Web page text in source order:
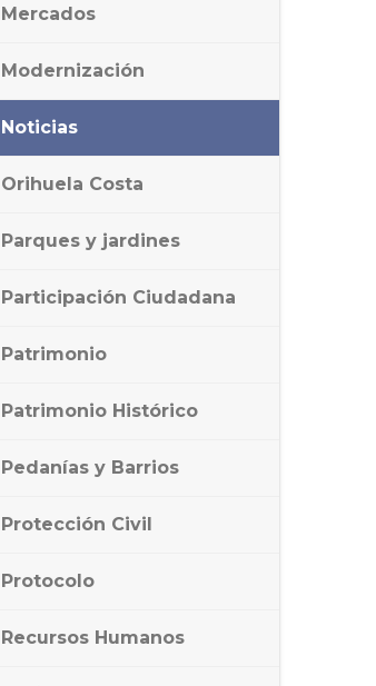
Mercados
Modernización
Noticias
Orihuela Costa
Parques y jardines
Participación Ciudadana
Patrimonio
Patrimonio Histórico
Pedanías y Barrios
Protección Civil
Protocolo
Recursos Humanos